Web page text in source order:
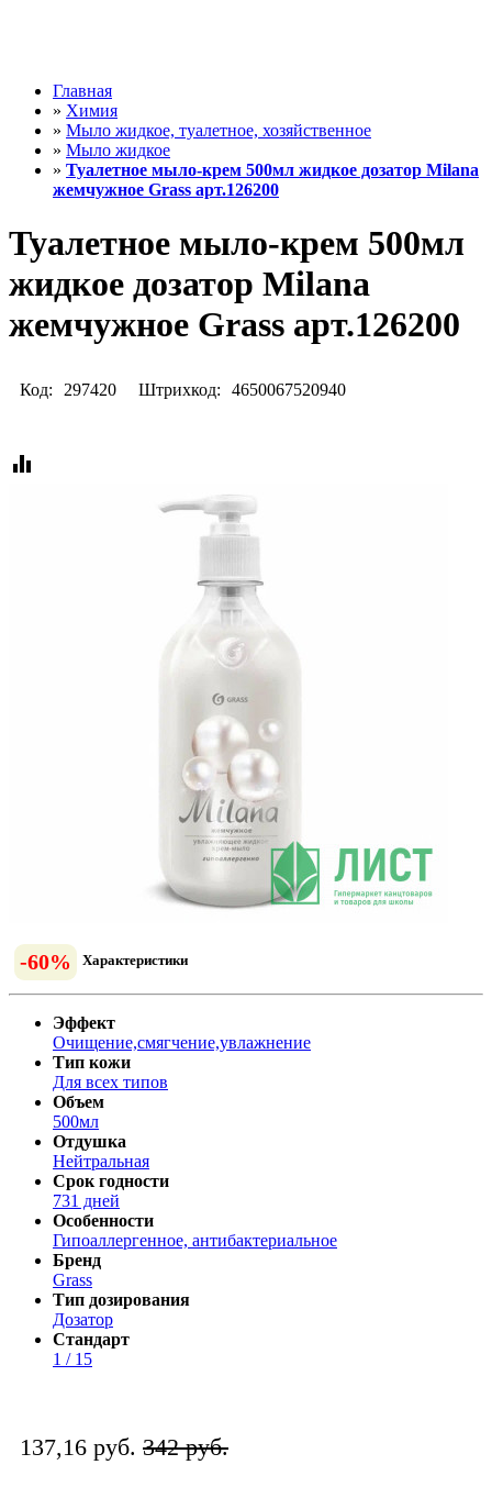
Главная
» Химия
» Мыло жидкое, туалетное, хозяйственное
» Мыло жидкое
» Туалетное мыло-крем 500мл жидкое дозатор Milana
жемчужное Grass арт.126200
Туалетное мыло-крем 500мл
жидкое дозатор Milana
жемчужное Grass арт.126200
Код: 297420 Штрихкод: 4650067520940
equalizer
-60% Характеристики
Эффект
Очищение,смягчение,увлажнение
Тип кожи
Для всех типов
Объем
500мл
Отдушка
Нейтральная
Срок годности
731 дней
Особенности
Гипоаллергенное, антибактериальное
Бренд
Grass
Тип дозирования
Дозатор
Стандарт
1 / 15
137,16 руб. 342 руб.